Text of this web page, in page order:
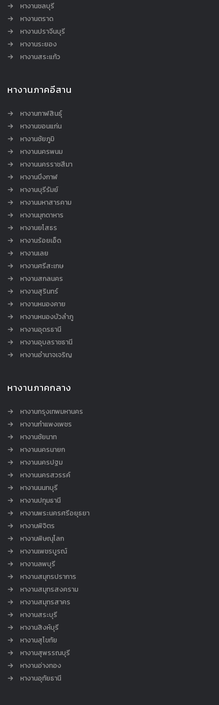
หางานชลบุรี
หางานตราด
หางานปราจีนบุรี
หางานระยอง
หางานสระแก้ว
หางานภาคอีสาน
หางานกาฬสินธุ์
หางานขอนแก่น
หางานชัยภูมิ
หางานนครพนม
หางานนครราชสีมา
หางานบึงกาฬ
หางานบุรีรัมย์
หางานมหาสารคาม
หางานมุกดาหาร
หางานยโสธร
หางานร้อยเอ็ด
หางานเลย
หางานศรีสะเกษ
หางานสกลนคร
หางานสุรินทร์
หางานหนองคาย
หางานหนองบัวลำภู
หางานอุดรธานี
หางานอุบลราชธานี
หางานอำนาจเจริญ
หางานภาคกลาง
หางานกรุงเทพมหานคร
หางานกำแพงเพชร
หางานชัยนาท
หางานนครนายก
หางานนครปฐม
หางานนครสวรรค์
หางานนนทบุรี
หางานปทุมธานี
หางานพระนครศรีอยุธยา
หางานพิจิตร
หางานพิษณุโลก
หางานเพชรบูรณ์
หางานลพบุรี
หางานสมุทรปราการ
หางานสมุทรสงคราม
หางานสมุทรสาคร
หางานสระบุรี
หางานสิงห์บุรี
หางานสุโขทัย
หางานสุพรรณบุรี
หางานอ่างทอง
หางานอุทัยธานี